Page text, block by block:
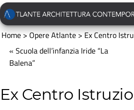
Home>Opere Atlante>Ex Centro
« Scuola dell’infanzia Iride “La
Balena”
Ex Centro